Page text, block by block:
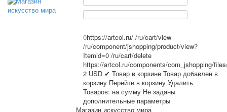
Классические
0https://artcol.ru/ /ru/cart/view
/ru/component/jshopping/product/view?
Itemid=0 /ru/cart/delete
https://artcol.ru/components/com_jshopping/
2 USD ✔ Товар в корзине Товар добавлен в
корзину Перейти в корзину Удалить
Товаров: на сумму Не заданы
дополнительные параметры
Магазин искусство мира